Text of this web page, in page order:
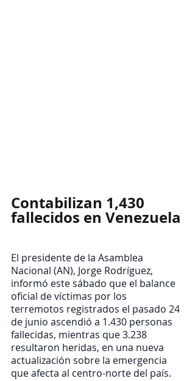
Contabilizan 1,430
fallecidos en Venezuela
El presidente de la Asamblea
Nacional (AN), Jorge Rodríguez,
informó este sábado que el balance
oficial de víctimas por los
terremotos registrados el pasado 24
de junio ascendió a 1.430 personas
fallecidas, mientras que 3.238
resultaron heridas, en una nueva
actualización sobre la emergencia
que afecta al centro-norte del país.